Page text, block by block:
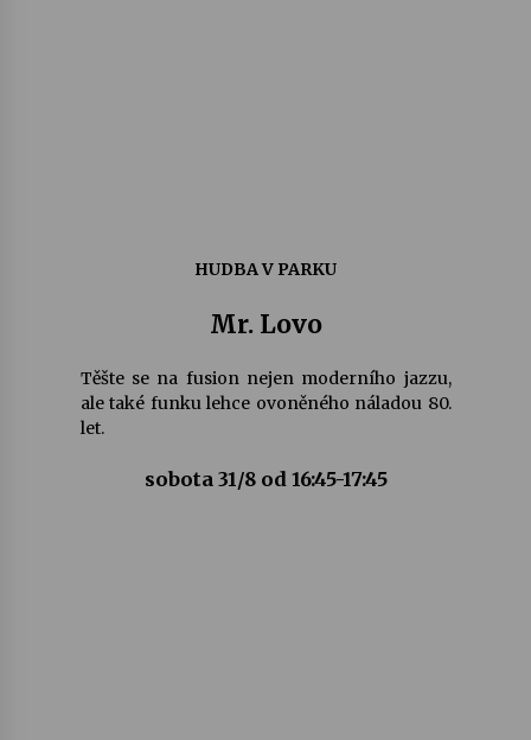
HUDBA V PARKU
Mr. Lovo
Těšte se na fusion nejen moderního jazzu,
ale také funku lehce ovoněného náladou 80.
let.
sobota 31/8 od 16:45-17:45